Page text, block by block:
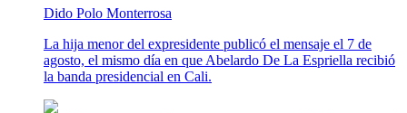
Dido Polo Monterrosa
La hija menor del expresidente publicó el mensaje el 7 de
agosto, el mismo día en que Abelardo De La Espriella recibió
la banda presidencial en Cali.